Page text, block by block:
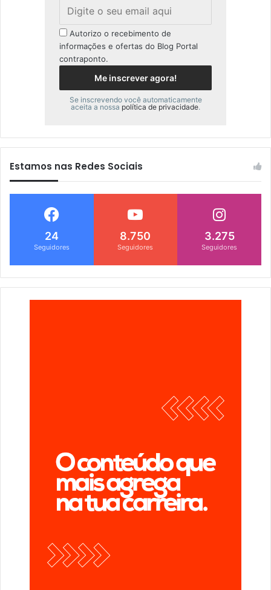
Autorizo o recebimento de
informações e ofertas do Blog Portal
contraponto.
Se inscrevendo você automaticamente
aceita a nossa política de privacidade.
Estamos nas Redes Sociais
24
Seguidores
8.750
Seguidores
3.275
Seguidores